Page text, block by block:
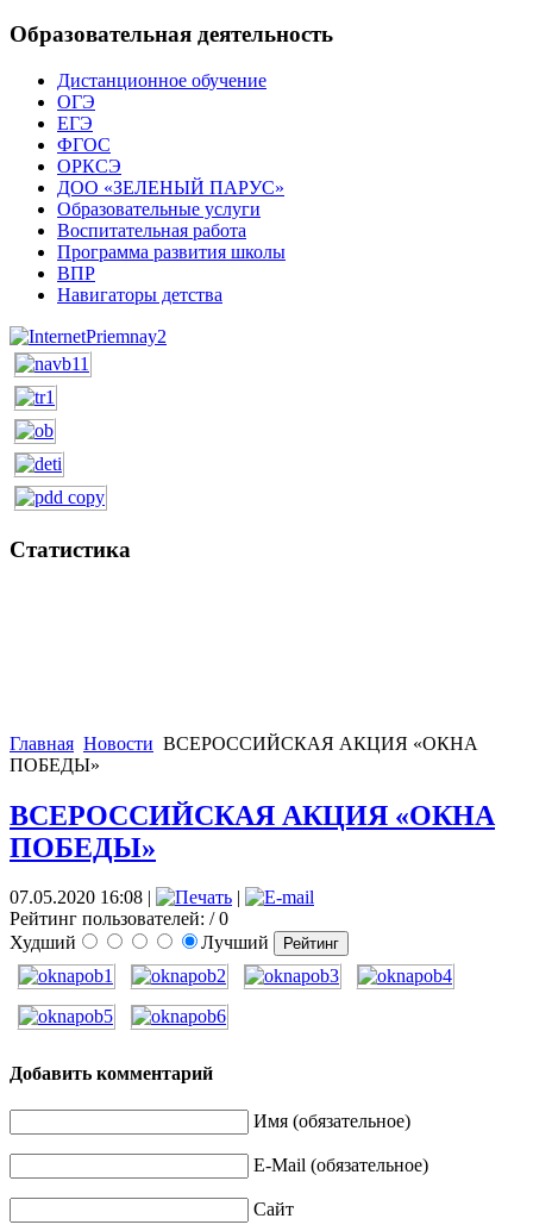
Образовательная деятельность
Дистанционное обучение
ОГЭ
ЕГЭ
ФГОС
ОРКСЭ
ДОО «ЗЕЛЕНЫЙ ПАРУС»
Образовательные услуги
Воспитательная работа
Программа развития школы
ВПР
Навигаторы детства
Статистика
Главная Новости ВСЕРОССИЙСКАЯ АКЦИЯ «ОКНА
ПОБЕДЫ»
ВСЕРОССИЙСКАЯ АКЦИЯ «ОКНА
ПОБЕДЫ»
07.05.2020 16:08
Рейтинг пользователей: / 0
Худший
Лучший
Добавить комментарий
Имя (обязательное)
E-Mail (обязательное)
Сайт